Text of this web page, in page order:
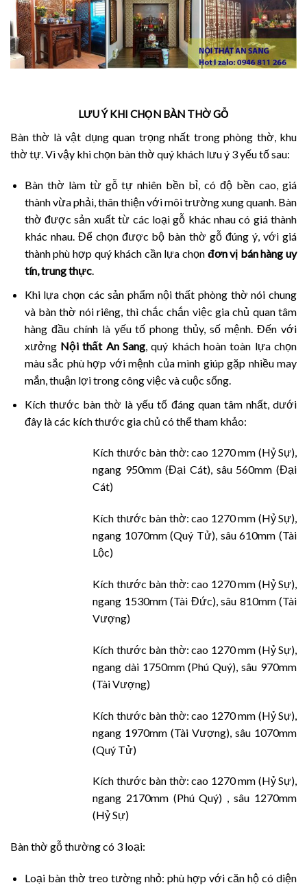
LƯU Ý KHI CHỌN BÀN THỜ GỖ
Bàn thờ là vật dụng quan trọng nhất trong phòng thờ, khu
thờ tự. Vì vậy khi chọn bàn thờ quý khách lưu ý 3 yếu tố sau:
Bàn thờ làm từ gỗ tự nhiên bền bỉ, có độ bền cao, giá
thành vừa phải, thân thiện với môi trường xung quanh. Bàn
thờ được sản xuất từ các loại gỗ khác nhau có giá thành
khác nhau. Để chọn được bộ bàn thờ gỗ đúng ý, với giá
thành phù hợp quý khách cần lựa chọn đơn vị bán hàng uy
tín, trung thực.
Khi lựa chọn các sản phẩm nội thất phòng thờ nói chung
và bàn thờ nói riêng, thì chắc chắn việc gia chủ quan tâm
hàng đầu chính là yếu tố phong thủy, số mệnh. Đến với
xưởng Nội thất An Sang, quý khách hoàn toàn lựa chọn
màu sắc phù hợp với mệnh của mình giúp gặp nhiều may
mắn, thuận lợi trong công việc và cuộc sống.
Kích thước bàn thờ là yếu tố đáng quan tâm nhất, dưới
đây là các kích thước gia chủ có thể tham khảo:
Kích thước bàn thờ: cao 1270 mm (Hỷ Sự),
ngang 950mm (Đại Cát), sâu 560mm (Đại
Cát)
Kích thước bàn thờ: cao 1270 mm (Hỷ Sự),
ngang 1070mm (Quý Tử), sâu 610mm (Tài
Lộc)
Kích thước bàn thờ: cao 1270 mm (Hỷ Sự),
ngang 1530mm (Tài Đức), sâu 810mm (Tài
Vượng)
Kích thước bàn thờ: cao 1270 mm (Hỷ Sự),
ngang dài 1750mm (Phú Quý), sâu 970mm
(Tài Vượng)
Kích thước bàn thờ: cao 1270 mm (Hỷ Sự),
ngang 1970mm (Tài Vượng), sâu 1070mm
(Quý Tử)
Kích thước bàn thờ: cao 1270 mm (Hỷ Sự),
ngang 2170mm (Phú Quý) , sâu 1270mm
(Hỷ Sự)
Bàn thờ gỗ thường có 3 loại:
Loại bàn thờ treo tường nhỏ: phù hợp với căn hộ có diện